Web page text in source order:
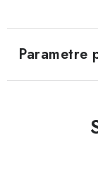
Parametre